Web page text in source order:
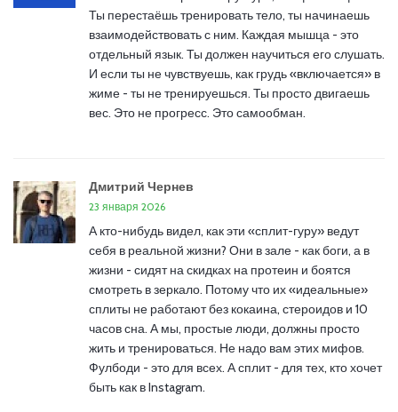
Ты перестаёшь тренировать тело, ты начинаешь
взаимодействовать с ним. Каждая мышца - это
отдельный язык. Ты должен научиться его слушать.
И если ты не чувствуешь, как грудь «включается» в
жиме - ты не тренируешься. Ты просто двигаешь
вес. Это не прогресс. Это самообман.
Дмитрий Чернев
23 января 2026
А кто-нибудь видел, как эти «сплит-гуру» ведут
себя в реальной жизни? Они в зале - как боги, а в
жизни - сидят на скидках на протеин и боятся
смотреть в зеркало. Потому что их «идеальные»
сплиты не работают без кокаина, стероидов и 10
часов сна. А мы, простые люди, должны просто
жить и тренироваться. Не надо вам этих мифов.
Фулбоди - это для всех. А сплит - для тех, кто хочет
быть как в Instagram.